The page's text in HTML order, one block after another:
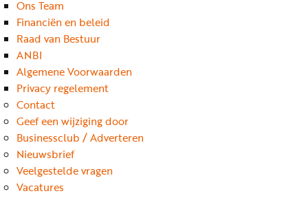
Ons Team
Financiën en beleid
Raad van Bestuur
ANBI
Algemene Voorwaarden
Privacy regelement
Contact
Geef een wijziging door
Businessclub / Adverteren
Nieuwsbrief
Veelgestelde vragen
Vacatures